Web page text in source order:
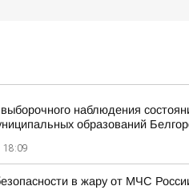
наблюдения
образований
18:09
в жару от МЧС